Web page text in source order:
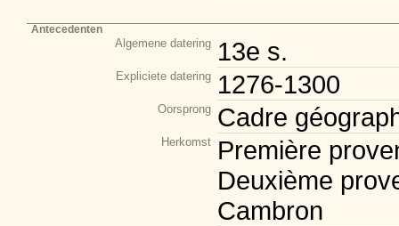
Antecedenten
Algemene datering 13e s.
Expliciete datering 1276-1300
Oorsprong Cadre
Herkomst Première
Deuxième
Cambron